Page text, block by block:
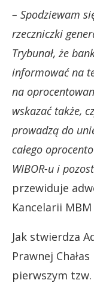
– Spodziewam
rzeczniczki
Trybunał, że
informować na
na
wskazać także,
prowadzą do
całego
WIBOR-u i
przewiduje
Kancelarii MBM
Jak stwierdza
Prawnej
pierwszym